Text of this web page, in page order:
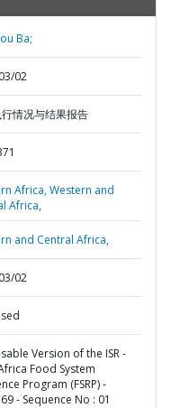
Ba;
02
情况与结果报告
Africa,Western and
Africa,
and Central Africa,
02
Version of the ISR -
Food System
Program (FSRP) -
- Sequence No : 01